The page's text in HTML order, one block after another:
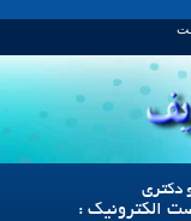
دکتری
الکترونیک :